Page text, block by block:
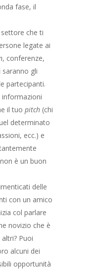
fase, il
che ti
legate ai
, conferenze,
gli
partecipanti.
informazioni
il tuo pitch (chi
determinato
ecc.) e
è un buon
delle
con un amico
col parlare
novizio che è
Puoi
alcuni dei
opportunità